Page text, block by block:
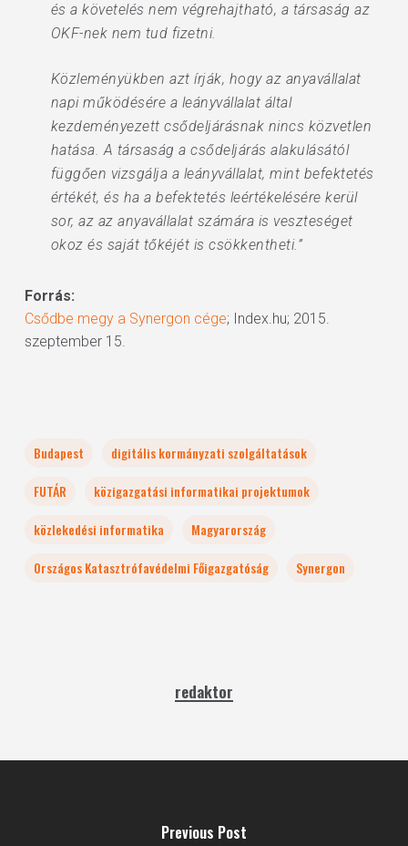
és a követelés nem végrehajtható, a társaság az
OKF-nek nem tud fizetni.
Közleményükben azt írják, hogy az anyavállalat
napi működésére a leányvállalat által
kezdeményezett csődeljárásnak nincs közvetlen
hatása. A társaság a csődeljárás alakulásától
függően vizsgálja a leányvállalat, mint befektetés
értékét, és ha a befektetés leértékelésére kerül
sor, az az anyavállalat számára is veszteséget
okoz és saját tőkéjét is csökkentheti.”
Forrás:
Csődbe megy a Synergon cége; Index.hu; 2015.
szeptember 15.
Budapest
digitális kormányzati szolgáltatások
FUTÁR
közigazgatási informatikai projektumok
közlekedési informatika
Magyarország
Országos Katasztrófavédelmi Főigazgatóság
Synergon
redaktor
Previous Post